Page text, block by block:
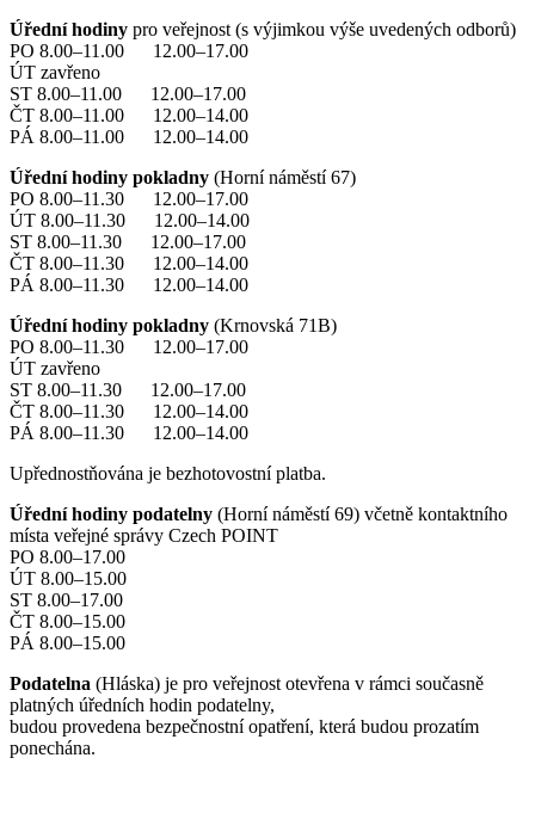
Úřední hodiny pro veřejnost (s výjimkou výše uvedených odborů)
PO 8.00–11.00 12.00–17.00
ÚT zavřeno
ST 8.00–11.00 12.00–17.00
ČT 8.00–11.00 12.00–14.00
PÁ 8.00–11.00 12.00–14.00
Úřední hodiny pokladny (Horní náměstí 67)
PO 8.00–11.30 12.00–17.00
ÚT 8.00–11.30 12.00–14.00
ST 8.00–11.30 12.00–17.00
ČT 8.00–11.30 12.00–14.00
PÁ 8.00–11.30 12.00–14.00
Úřední hodiny pokladny (Krnovská 71B)
PO 8.00–11.30 12.00–17.00
ÚT zavřeno
ST 8.00–11.30 12.00–17.00
ČT 8.00–11.30 12.00–14.00
PÁ 8.00–11.30 12.00–14.00
Upřednostňována je bezhotovostní platba.
Úřední hodiny podatelny (Horní náměstí 69) včetně kontaktního
místa veřejné správy Czech POINT
PO 8.00–17.00
ÚT 8.00–15.00
ST 8.00–17.00
ČT 8.00–15.00
PÁ 8.00–15.00
Podatelna (Hláska) je pro veřejnost otevřena v rámci současně
platných úředních hodin podatelny,
budou provedena bezpečnostní opatření, která budou prozatím
ponechána.